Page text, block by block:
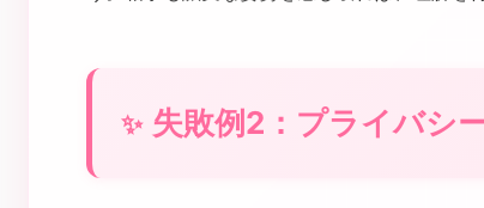
失敗例2：プライバシ